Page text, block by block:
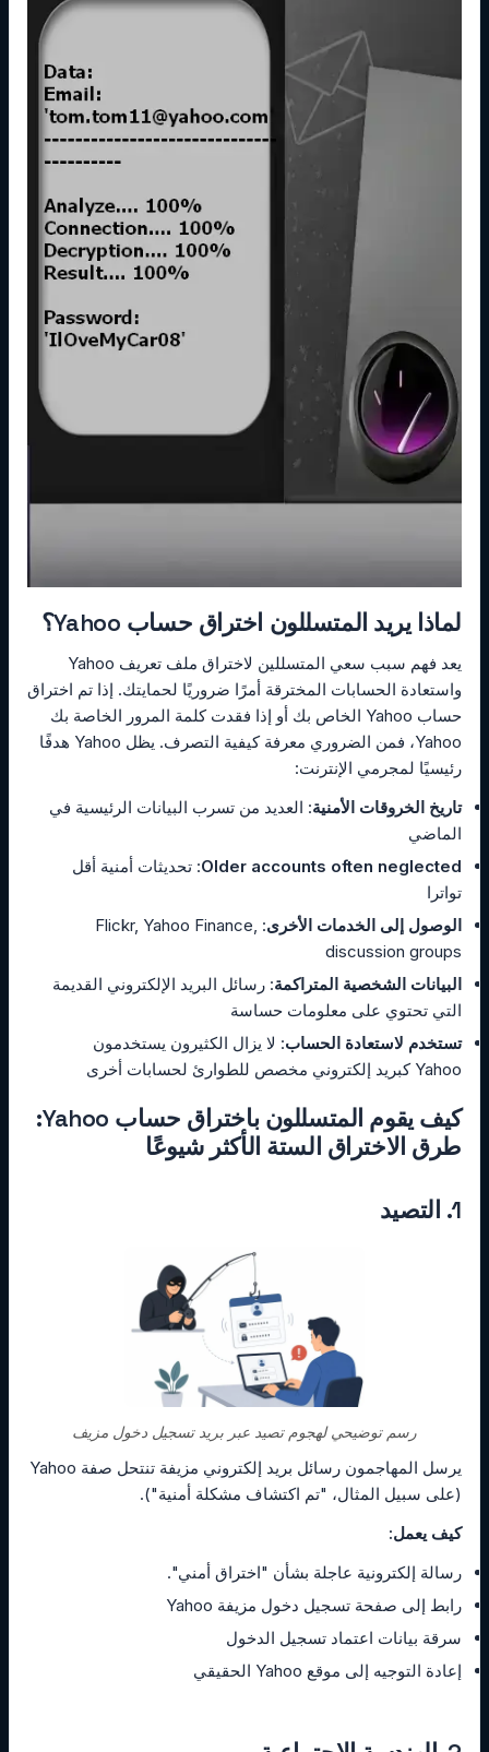
لماذا يريد المتسللون اختراق حساب Yahoo؟
يعد فهم سبب سعي المتسللين لاختراق ملف تعريف Yahoo
واستعادة الحسابات المخترقة أمرًا ضروريًا لحمايتك. إذا تم اختراق
حساب Yahoo الخاص بك أو إذا فقدت كلمة المرور الخاصة بك
Yahoo، فمن الضروري معرفة كيفية التصرف. يظل Yahoo هدفًا
رئيسيًا لمجرمي الإنترنت:
تاريخ الخروقات الأمنية: العديد من تسرب البيانات الرئيسية في
الماضي
Older accounts often neglected: تحديثات أمنية أقل
تواترا
الوصول إلى الخدمات الأخرى : Flickr, Yahoo Finance,
discussion groups
البيانات الشخصية المتراكمة: رسائل البريد الإلكتروني القديمة
التي تحتوي على معلومات حساسة
تستخدم لاستعادة الحساب: لا يزال الكثيرون يستخدمون
Yahoo كبريد إلكتروني مخصص للطوارئ لحسابات أخرى
كيف يقوم المتسللون باختراق حساب Yahoo:
طرق الاختراق الستة الأكثر شيوعًا
1. التصيد
رسم توضيحي لهجوم تصيد عبر بريد تسجيل دخول مزيف
يرسل المهاجمون رسائل بريد إلكتروني مزيفة تنتحل صفة Yahoo
(على سبيل المثال، "تم اكتشاف مشكلة أمنية").
كيف يعمل:
رسالة إلكترونية عاجلة بشأن "اختراق أمني".
رابط إلى صفحة تسجيل دخول مزيفة Yahoo
سرقة بيانات اعتماد تسجيل الدخول
إعادة التوجيه إلى موقع Yahoo الحقيقي